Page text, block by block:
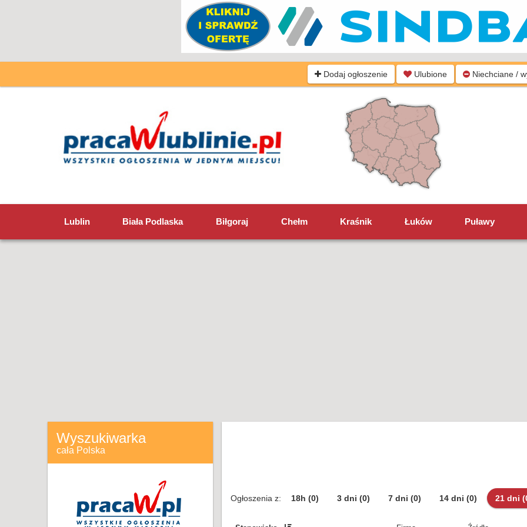
Dodaj ogłoszenie Ulubione Niechciane /
Lublin Biała Podlaska Biłgoraj Chełm Kraśnik Łuków Puławy
Wyszukiwarka
cała Polska
Ogłoszenia z: 18h (0) 3 dni (0) 7 dni (0) 14 dni (0) 21 dni